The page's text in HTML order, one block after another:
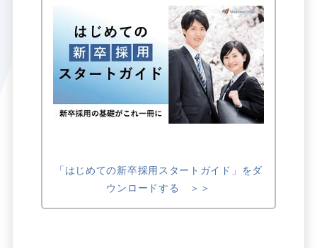
「はじめての新卒採用スタートガイド」をダ
ウンロードする ＞＞